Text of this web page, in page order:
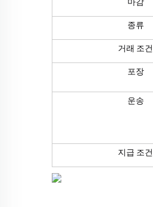
종류
거래 조건
포장
운송
지급 조건